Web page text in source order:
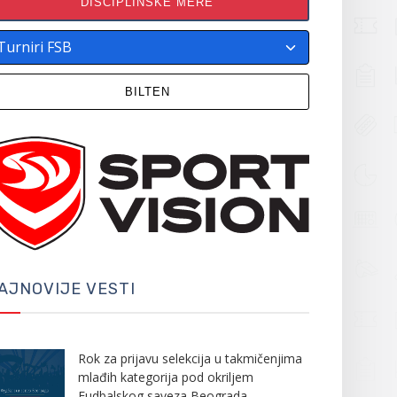
BILTEN
VESTI
Rok za prijavu selekcija u takmičenjima
mlađih kategorija pod okriljem